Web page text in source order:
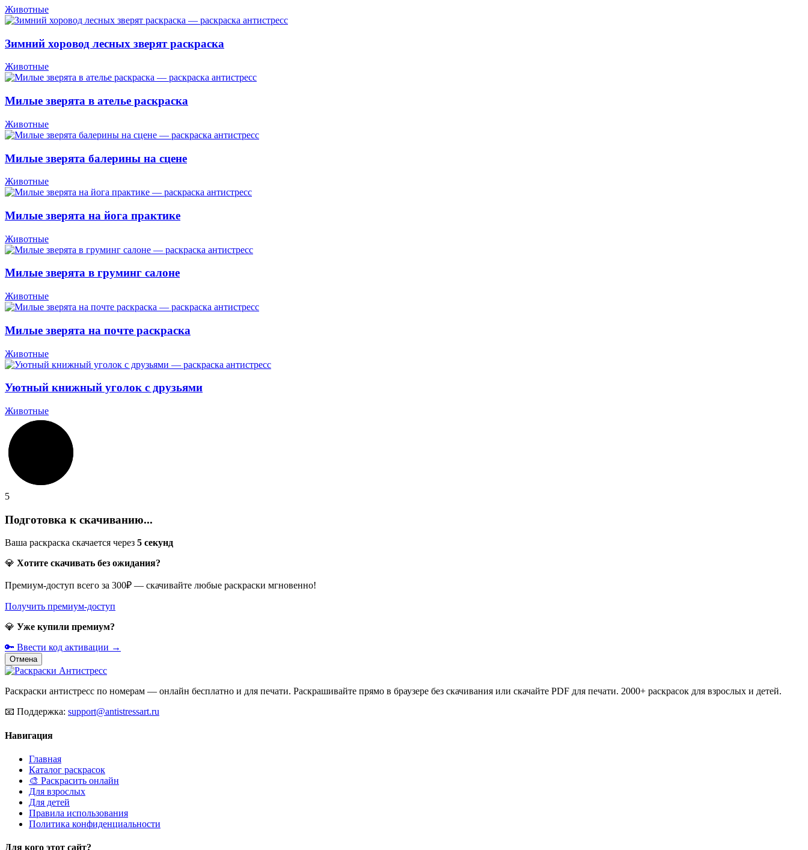
Животные
Зимний хоровод лесных зверят раскраска
Животные
Милые зверята в ателье раскраска
Животные
Милые зверята балерины на сцене
Животные
Милые зверята на йога практике
Животные
Милые зверята в груминг салоне
Животные
Милые зверята на почте раскраска
Животные
Уютный книжный уголок с друзьями
Животные
5
Подготовка к скачиванию...
Ваша раскраска скачается через 5 секунд
💎 Хотите скачивать без ожидания?
Премиум-доступ всего за 300₽ — скачивайте любые раскраски мгновенно!
Получить премиум-доступ
💎 Уже купили премиум?
🔑 Ввести код активации →
Отмена
Раскраски антистресс по номерам — онлайн бесплатно и для печати. Раскрашивайте прямо в браузере без скачивания или скачайте PDF для печати. 2000+ раскрасок для взрослых и детей.
📧 Поддержка: support@antistressart.ru
Навигация
Главная
Каталог раскрасок
🎨 Раскрасить онлайн
Для взрослых
Для детей
Правила использования
Политика конфиденциальности
Для кого этот сайт?